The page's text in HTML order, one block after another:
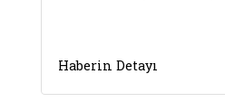
Haberin Detayı